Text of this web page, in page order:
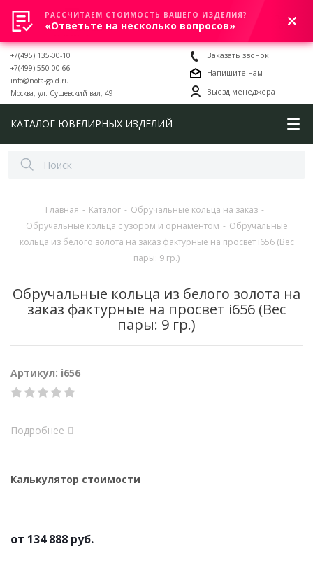
0
+7(495) 135-00-10
+7(499) 550-00-66
info@nota-gold.ru
Москва, ул. Сущевский вал, 49
Заказать звонок
Напишите нам
Выезд менеджера
КАТАЛОГ ЮВЕЛИРНЫХ ИЗДЕЛИЙ
Главная - Каталог - Обручальные кольца на заказ -
Обручальные кольца с узором и орнаментом - Обручальные
кольца из белого золота на заказ фактурные на просвет i656 (Вес
пары: 9 гр.)
Обручальные кольца из белого золота на
заказ фактурные на просвет i656 (Вес
пары: 9 гр.)
Артикул: i656
Подробнее
Калькулятор стоимости
от 134 888 руб.
РАССЧИТАЕМ СТОИМОСТЬ ВАШЕГО ИЗДЕЛИЯ?
«Ответьте на несколько вопросов»